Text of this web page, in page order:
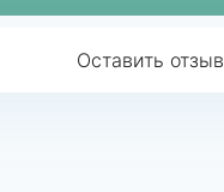
Оставить отзыв